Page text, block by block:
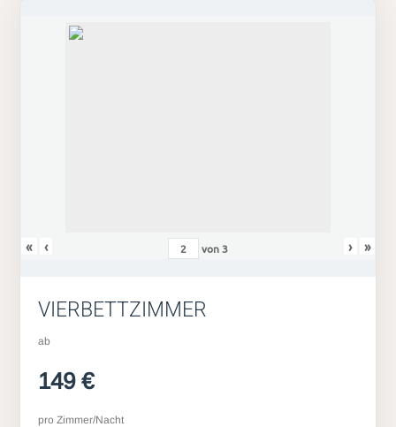
« ‹ von3 › »
VIERBETTZIMMER
ab
149 €
pro Zimmer/Nacht